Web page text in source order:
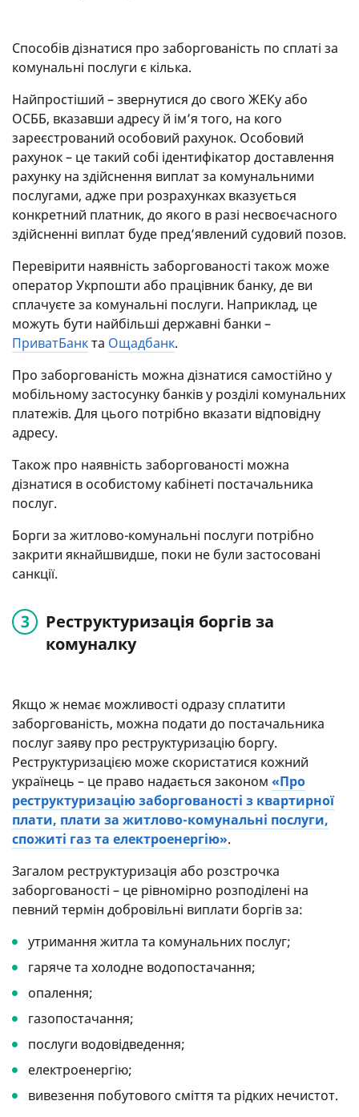
Способів дізнатися про заборгованість по сплаті за
комунальні послуги є кілька.
Найпростіший – звернутися до свого ЖЕКу або
ОСББ, вказавши адресу й ім’я того, на кого
зареєстрований особовий рахунок. Особовий
рахунок – це такий собі ідентифікатор доставлення
рахунку на здійснення виплат за комунальними
послугами, адже при розрахунках вказується
конкретний платник, до якого в разі несвоєчасного
здійсненні виплат буде пред’явлений судовий позов.
Перевірити наявність заборгованості також може
оператор Укрпошти або працівник банку, де ви
сплачуєте за комунальні послуги. Наприклад, це
можуть бути найбільші державні банки –
ПриватБанкта Ощадбанк.
Про заборгованість можна дізнатися самостійно у
мобільному застосунку банків у розділі комунальних
платежів. Для цього потрібно вказати відповідну
адресу.
Також про наявність заборгованості можна
дізнатися в особистому кабінеті постачальника
послуг.
Борги за житлово-комунальні послуги потрібно
закрити якнайшвидше, поки не були застосовані
санкції.
Реструктуризація боргів за
комуналку
Якщо ж немає можливості одразу сплатити
заборгованість, можна подати до постачальника
послуг заяву про реструктуризацію боргу.
Реструктуризацією може скористатися кожний
українець – це право надається законом «Про
реструктуризацію заборгованості з квартирної
плати, плати за житлово-комунальні послуги,
спожиті газ та електроенергію».
Загалом реструктуризація або розстрочка
заборгованості – це рівномірно розподілені на
певний термін добровільні виплати боргів за:
утримання житла та комунальних послуг;
гаряче та холодне водопостачання;
опалення;
газопостачання;
послуги водовідведення;
електроенергію;
вивезення побутового сміття та рідких нечистот.